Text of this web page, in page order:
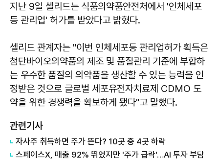
지난 9일 셀리드는 식품의약품안전처에서 '인체세포
등 관리업' 허가를 받았다고 밝혔다.
셀리드 관계자는 "이번 인체세포등 관리업허가 획득은
첨단바이오의약품의 제조 및 품질관리 기준에 부합하
는 우수한 품질의 의약품을 생산할 수 있는 능력을 인
정받은 것으로 글로벌 세포유전자치료제 CDMO 도
약을 위한 경쟁력을 확보하게 됐다"고 말했다.
관련기사
자사주 취득하면 주가 뜬다? 10곳 중 4곳 하락
스페이스X, 매출 92% 뛰었지만 '주가 급락'…AI 투자 부담